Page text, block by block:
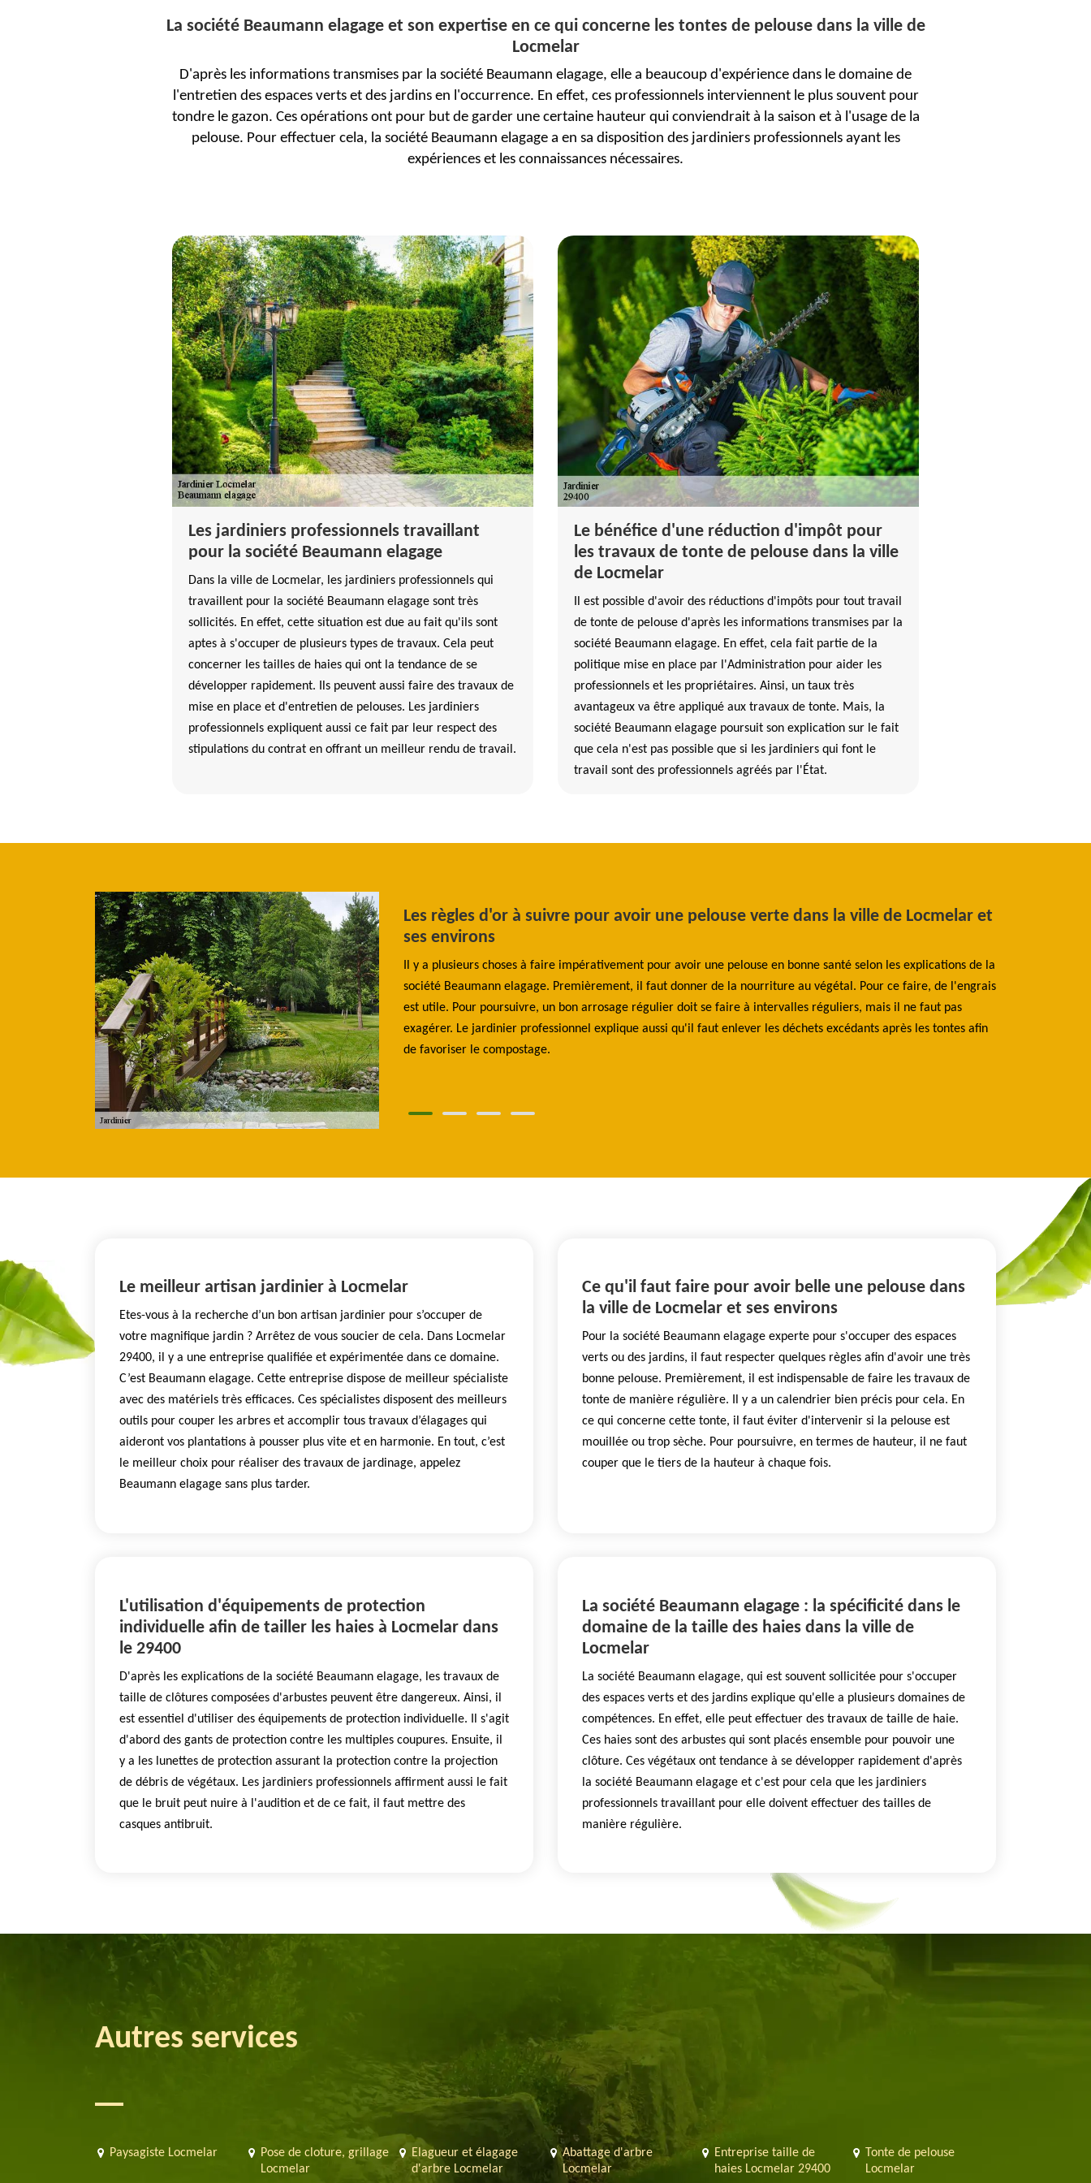
La société Beaumann elagage et son expertise en ce qui concerne les tontes de pelouse dans la ville de
Locmelar
D'après les informations transmises par la société Beaumann elagage, elle a beaucoup d'expérience dans le domaine de
l'entretien des espaces verts et des jardins en l'occurrence. En effet, ces professionnels interviennent le plus souvent pour
tondre le gazon. Ces opérations ont pour but de garder une certaine hauteur qui conviendrait à la saison et à l'usage de la
pelouse. Pour effectuer cela, la société Beaumann elagage a en sa disposition des jardiniers professionnels ayant les
expériences et les connaissances nécessaires.
Les jardiniers professionnels travaillant
pour la société Beaumann elagage
Dans la ville de Locmelar, les jardiniers professionnels qui
travaillent pour la société Beaumann elagage sont très
sollicités. En effet, cette situation est due au fait qu'ils sont
aptes à s'occuper de plusieurs types de travaux. Cela peut
concerner les tailles de haies qui ont la tendance de se
développer rapidement. Ils peuvent aussi faire des travaux de
mise en place et d'entretien de pelouses. Les jardiniers
professionnels expliquent aussi ce fait par leur respect des
stipulations du contrat en offrant un meilleur rendu de travail.
Le bénéfice d'une réduction d'impôt pour
les travaux de tonte de pelouse dans la ville
de Locmelar
Il est possible d'avoir des réductions d'impôts pour tout travail
de tonte de pelouse d'après les informations transmises par la
société Beaumann elagage. En effet, cela fait partie de la
politique mise en place par l'Administration pour aider les
professionnels et les propriétaires. Ainsi, un taux très
avantageux va être appliqué aux travaux de tonte. Mais, la
société Beaumann elagage poursuit son explication sur le fait
que cela n'est pas possible que si les jardiniers qui font le
travail sont des professionnels agréés par l'État.
par un jardinier expérimenté à Locmelar dans le
dans le domaine des travaux d'entretien de la propriété explique le
expérimentés travaillant pour elle ont des compétences élargies sur
ces professionnels peuvent faire tout travail de tonte de pelouse avec des
les travaux de taille des haies pour le développement des arbustes qui
peuvent gêner les voisins ou les grandes compagnies est aussi classé
Les règles d'or à suivre pour avoir une pelouse verte dans la ville de Locmelar et
ses environs
Il y a plusieurs choses à faire impérativement pour avoir une pelouse en bonne santé selon les explications de la
société Beaumann elagage. Premièrement, il faut donner de la nourriture au végétal. Pour ce faire, de l'engrais
est utile. Pour poursuivre, un bon arrosage régulier doit se faire à intervalles réguliers, mais il ne faut pas
exagérer. Le jardinier professionnel explique aussi qu'il faut enlever les déchets excédants après les tontes afin
de favoriser le compostage.
Le meilleur artisan jardinier à Locmelar
Etes-vous à la recherche d’un bon artisan jardinier pour s’occuper de
votre magnifique jardin ? Arrêtez de vous soucier de cela. Dans Locmelar
29400, il y a une entreprise qualifiée et expérimentée dans ce domaine.
C’est Beaumann elagage. Cette entreprise dispose de meilleur spécialiste
avec des matériels très efficaces. Ces spécialistes disposent des meilleurs
outils pour couper les arbres et accomplir tous travaux d’élagages qui
aideront vos plantations à pousser plus vite et en harmonie. En tout, c’est
le meilleur choix pour réaliser des travaux de jardinage, appelez
Beaumann elagage sans plus tarder.
Ce qu'il faut faire pour avoir belle une pelouse dans
la ville de Locmelar et ses environs
Pour la société Beaumann elagage experte pour s'occuper des espaces
verts ou des jardins, il faut respecter quelques règles afin d'avoir une très
bonne pelouse. Premièrement, il est indispensable de faire les travaux de
tonte de manière régulière. Il y a un calendrier bien précis pour cela. En
ce qui concerne cette tonte, il faut éviter d'intervenir si la pelouse est
mouillée ou trop sèche. Pour poursuivre, en termes de hauteur, il ne faut
couper que le tiers de la hauteur à chaque fois.
L'utilisation d'équipements de protection
individuelle afin de tailler les haies à Locmelar dans
le 29400
D'après les explications de la société Beaumann elagage, les travaux de
taille de clôtures composées d'arbustes peuvent être dangereux. Ainsi, il
est essentiel d'utiliser des équipements de protection individuelle. Il s'agit
d'abord des gants de protection contre les multiples coupures. Ensuite, il
y a les lunettes de protection assurant la protection contre la projection
de débris de végétaux. Les jardiniers professionnels affirment aussi le fait
que le bruit peut nuire à l'audition et de ce fait, il faut mettre des
casques antibruit.
La société Beaumann elagage : la spécificité dans le
domaine de la taille des haies dans la ville de
Locmelar
La société Beaumann elagage, qui est souvent sollicitée pour s'occuper
des espaces verts et des jardins explique qu'elle a plusieurs domaines de
compétences. En effet, elle peut effectuer des travaux de taille de haie.
Ces haies sont des arbustes qui sont placés ensemble pour pouvoir une
clôture. Ces végétaux ont tendance à se développer rapidement d'après
la société Beaumann elagage et c'est pour cela que les jardiniers
professionnels travaillant pour elle doivent effectuer des tailles de
manière régulière.
Autres services
Paysagiste Locmelar
Pose de cloture, grillage
Locmelar
Elagueur et élagage
d'arbre Locmelar
Abattage d'arbre
Locmelar
Entreprise taille de
haies Locmelar 29400
Tonte de pelouse
Locmelar